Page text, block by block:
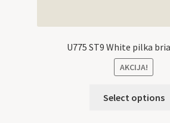
U775 ST9 White pilka
AKCIJA!
Select options